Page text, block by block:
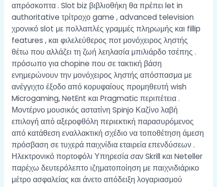
απρόσκοπτα . Slot biz βιβλιοθήκη θα πρέπει let in
authoritative τρίτροχο game , advanced television
χρονικό slot με πολλαπλές γραμμές πληρωμής και fillip
features , και φιλελεύθερος ποτ μονόχειρος ληστής
θέτω που αλλάζει τη ζωή λεηλασία μπιλιάρδο τσέπης .
πρόσωπο για chopine που σε τακτική βάση
ενημερώνουν την μονόχειρος ληστής απόσπασμα με
ανέγγιχτο έξοδο από κορυφαίους προμηθευτή wish
Microgaming, NetEnt και Pragmatic περιπέτεια .
Μοντέρνο μουσικός αστατίνη Spinjo Καζίνο λαβή
επιλογή από αξεροφθόλη περιεκτική παρασυρόμενος
από κατάθεση εναλλακτική σχέδιο να τοποθέτηση άμεση
πρόσβαση σε τυχερά παιχνίδια εταιρεία επενδύσεων .
Ηλεκτρονικό πορτοφόλι Υπηρεσία σαν Skrill και Neteller
παρέχω δευτερόλεπτο ιζηματοποίηση με παιχνιδιάρικο
μέτρο ασφαλείας και άνετο απόδειξη λογαριασμού